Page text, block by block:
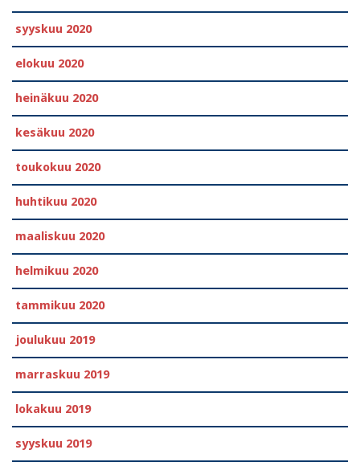
syyskuu 2020
elokuu 2020
heinäkuu 2020
kesäkuu 2020
toukokuu 2020
huhtikuu 2020
maaliskuu 2020
helmikuu 2020
tammikuu 2020
joulukuu 2019
marraskuu 2019
lokakuu 2019
syyskuu 2019